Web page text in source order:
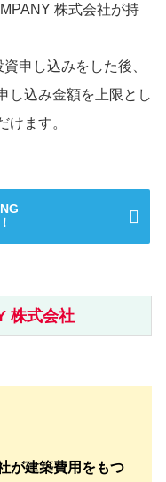
株式会社が持
申し込みをした後、
し込み金額を上限とし
けます。
株式会社
が建築費用をもつ